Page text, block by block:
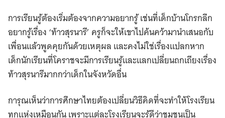
การเรียนรู้ต้องเริ่มต้องจากความอยากรู้ เช่นที่เด็กบ้านโกรกลึก
อยากรู้เรื่อง ‘ท้าวสุรนารี’ ครูก็จะให้เขาไปค้นคว้ามานำเสนอกับ
เพื่อนแล้วพูดคุยกันด้วยเหตุผล และคงไม่ใช่เรื่องแปลกหาก
เด็กนักเรียนที่โคราชจะมีการเรียนรู้และแลกเปลี่ยนถกเถียงเรื่อง
ท้าวสุรนารีมากกว่าเด็กในจังหวัดอื่น
การุณเห็นว่าการศึกษาไทยต้องเปลี่ยนวิธีคิดที่จะทำให้โรงเรียน
ทุกแห่งเหมือนกัน เพราะแต่ละโรงเรียนจะรู้ดีว่าชุมชนเป็น